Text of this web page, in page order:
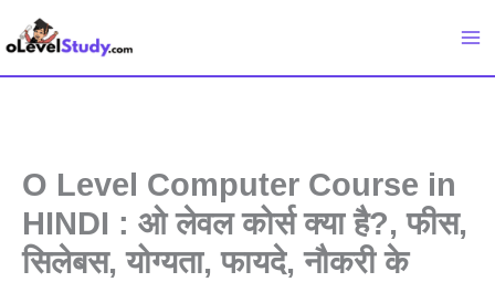
O Level Computer Course in
HINDI : ओ लेवल कोर्स क्या है?, फीस,
सिलेबस, योग्यता, फायदे, नौकरी के